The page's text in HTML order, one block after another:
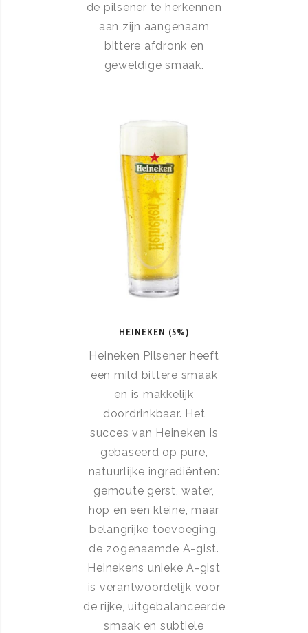
de pilsener te herkennen
aan zijn aangenaam
bittere afdronk en
geweldige smaak.
HEINEKEN (5%)
Heineken Pilsener heeft
een mild bittere smaak
en is makkelijk
doordrinkbaar. Het
succes van Heineken is
gebaseerd op pure,
natuurlijke ingrediënten:
gemoute gerst, water,
hop en een kleine, maar
belangrijke toevoeging,
de zogenaamde A-gist.
Heinekens unieke A-gist
is verantwoordelijk voor
de rijke, uitgebalanceerde
smaak en subtiele